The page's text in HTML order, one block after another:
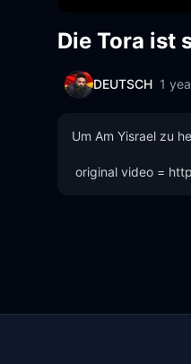
Die Tora ist
DEUTSCH 1
Um Am Yisrael zu
original video =